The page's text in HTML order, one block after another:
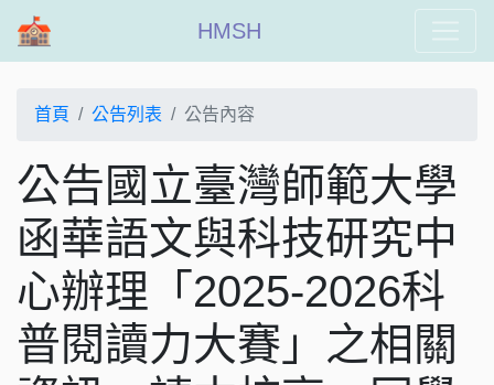
HMSH
首頁 公告列表 公告內容
公告國立臺灣師範大學
函華語文與科技研究中
心辦理「2025-2026科
普閱讀力大賽」之相關